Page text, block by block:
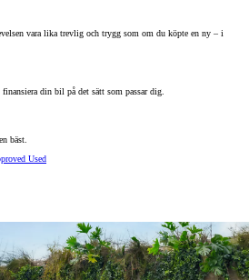
vara lika trevlig och trygg som om du köpte en ny – i
din bil på det sätt som passar dig.
bäst.
Used